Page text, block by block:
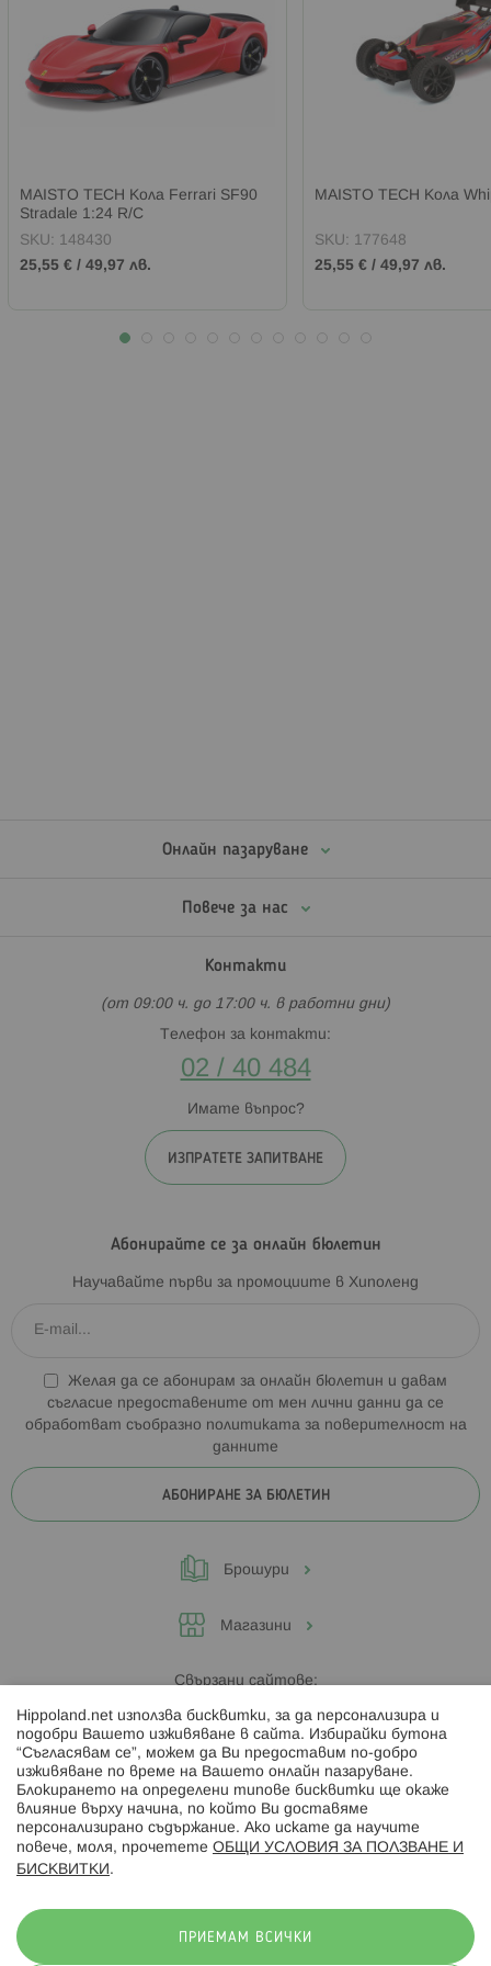
MAISTO TECH Кола Ferrari SF90
Stradale 1:24 R/C
SKU: 148430
25,55 € / 49,97 лв.
MAISTO TECH Кола
SKU: 177648
25,55 € / 49,97 лв.
Онлайн пазаруване
Повече за нас
Контакти
(от 09:00 ч. до 17:00 ч. в работни дни)
Телефон за контакти:
02 / 40 484
Имате въпрос?
ИЗПРАТЕТЕ ЗАПИТВАНЕ
Абонирайте се за онлайн бюлетин
Научавайте първи за промоциите в Хиполенд
Желая да се абонирам за онлайн бюлетин и давам
съгласие предоставените от мен лични данни да се
обработват съобразно политиката за поверителност на
данните
АБОНИРАНЕ ЗА БЮЛЕТИН
Брошури
Магазини
Свързани сайтове:
Hippoland.ro
Последвайте ни:
Hippoland.net използва бисквитки, за да персонализира и
подобри Вашето изживяване в сайта. Избирайки бутона
“Съгласявам се”, можем да Ви предоставим по-добро
изживяване по време на Вашето онлайн пазаруване.
Блокирането на определени типове бисквитки ще окаже
влияние върху начина, по който Ви доставяме
персонализирано съдържание. Ако искате да научите
повече, моля, прочетете ОБЩИ УСЛОВИЯ ЗА ПОЛЗВАНЕ И
БИСКВИТКИ .
ПРИЕМАМ ВСИЧКИ